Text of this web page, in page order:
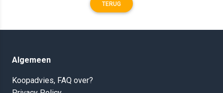
TERUG
Algemeen
Koopadvies, FAQ over?